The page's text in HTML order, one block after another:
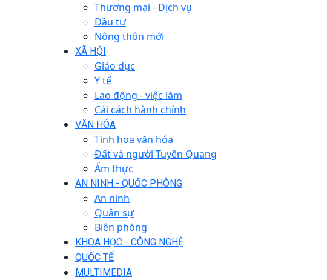
Thương mại - Dịch vụ
Đầu tư
Nông thôn mới
XÃ HỘI
Giáo dục
Y tế
Lao động - việc làm
Cải cách hành chính
VĂN HÓA
Tinh hoa văn hóa
Đất và người Tuyên Quang
Ẩm thực
AN NINH - QUỐC PHÒNG
An ninh
Quân sự
Biên phòng
KHOA HỌC - CÔNG NGHỆ
QUỐC TẾ
MULTIMEDIA